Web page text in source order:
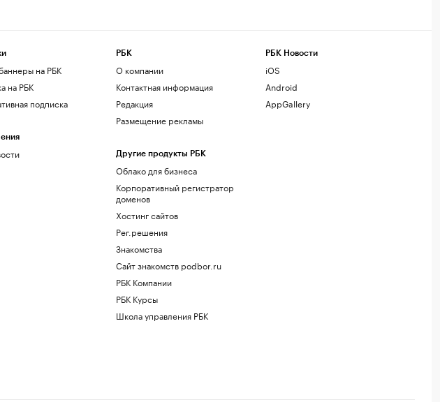
на РБК
на РБК
подписка
РБК
О компании
Контактная информация
Редакция
Размещение рекламы
Другие продукты РБК
Облако для бизнеса
Корпоративный регистратор
доменов
Хостинг сайтов
Рег.решения
Знакомства
Сайт знакомств podbor.ru
РБК Компании
РБК Курсы
Школа управления РБК
РБК Новости
iOS
Android
AppGallery